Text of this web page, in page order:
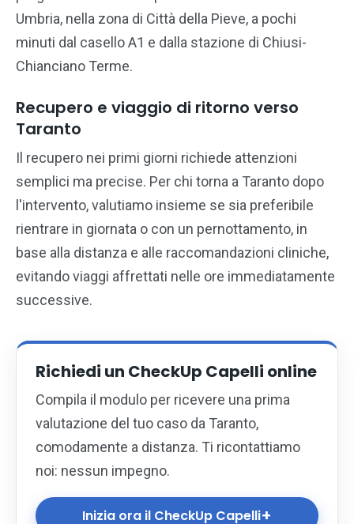
Umbria, nella zona di Città della Pieve, a pochi
minuti dal casello A1 e dalla stazione di Chiusi-
Chianciano Terme.
Recupero e viaggio di ritorno verso
Taranto
Il recupero nei primi giorni richiede attenzioni
semplici ma precise. Per chi torna a Taranto dopo
l'intervento, valutiamo insieme se sia preferibile
rientrare in giornata o con un pernottamento, in
base alla distanza e alle raccomandazioni cliniche,
evitando viaggi affrettati nelle ore immediatamente
successive.
Richiedi un CheckUp Capelli online
Compila il modulo per ricevere una prima
valutazione del tuo caso da Taranto,
comodamente a distanza. Ti ricontattiamo
noi: nessun impegno.
Inizia ora il CheckUp Capelli+